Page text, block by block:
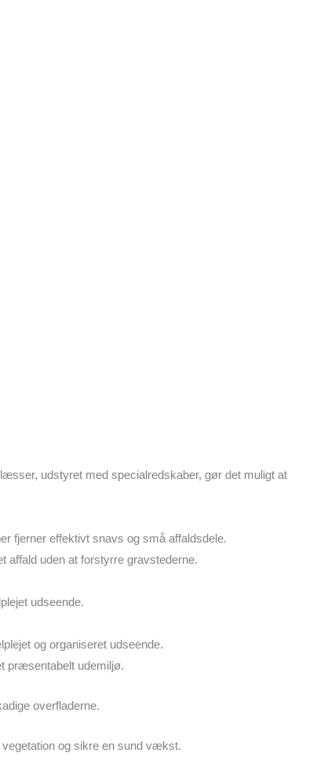
udstyret med specialredskaber, gør det muligt at
fjerner effektivt snavs og små affaldsdele.
affald uden at forstyrre gravstederne.
udseende.
og organiseret udseende.
præsentabelt udemiljø.
overfladerne.
og sikre en sund vækst.